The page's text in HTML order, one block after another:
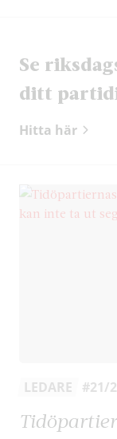
Se
ditt
Hitta här
LEDARE #21/